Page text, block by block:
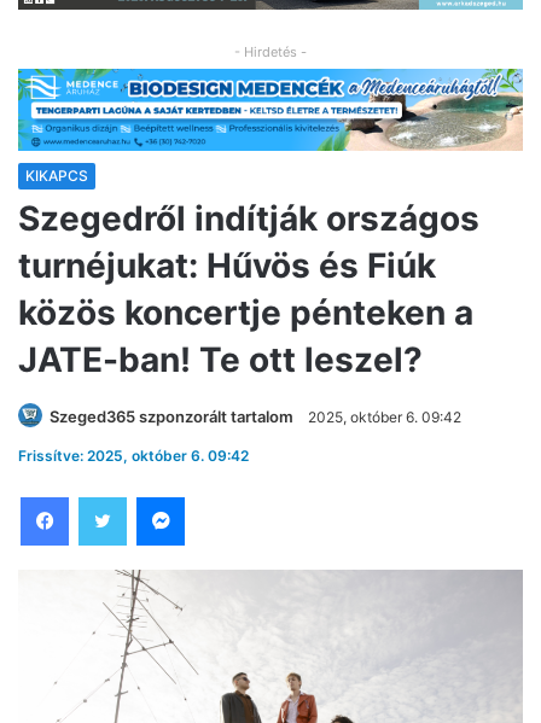
- Hirdetés -
KIKAPCS
Szegedről indítják országos
turnéjukat: Hűvös és Fiúk
közös koncertje pénteken a
JATE-ban! Te ott leszel?
Szeged365 szponzorált tartalom 2025, október 6. 09:42
Frissítve: 2025, október 6. 09:42